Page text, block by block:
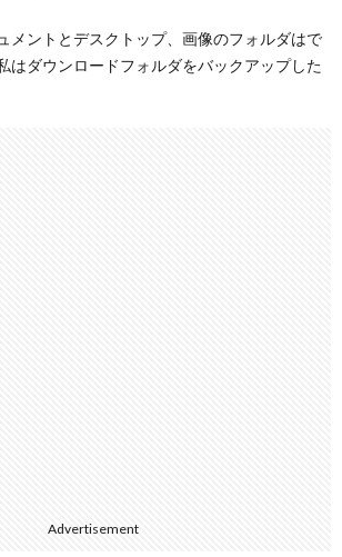
メントとデスクトップ、画像のフォルダはで
はダウンロードフォルダをバックアップした
Advertisement